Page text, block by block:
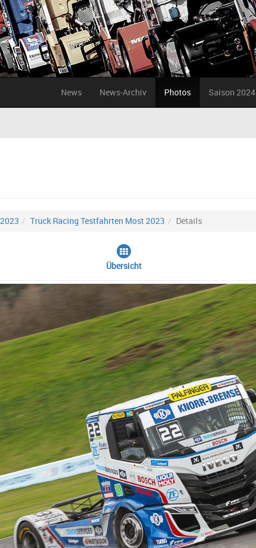
News News-Archiv Photos Saison 2024
Truck Racing Testfahrten Most 2023 Details
Übersicht